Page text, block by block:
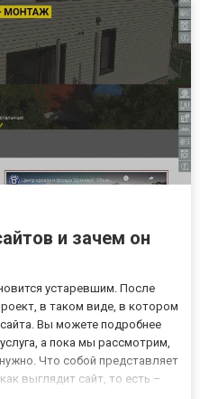
и зачем он
устаревшим. После
в таком виде, в котором
Вы можете подробнее
а пока мы рассмотрим,
Что собой представляет
выглядит сайт, то есть –